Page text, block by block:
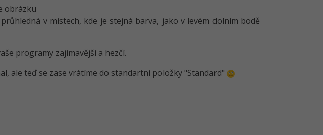
obrázku
v místech, kde je stejná barva, jako v levém dolním bodě
programy zajímavější a hezčí.
ale teď se zase vrátíme do standartní položky "Standard"